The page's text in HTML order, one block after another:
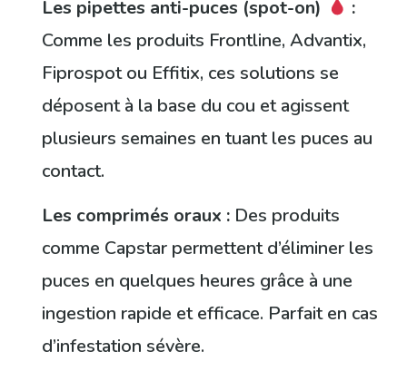
Les pipettes anti-puces (spot-on)
:
Comme les produits Frontline, Advantix,
Fiprospot ou Effitix, ces solutions se
déposent à la base du cou et agissent
plusieurs semaines en tuant les puces au
contact.
Les comprimés oraux : Des produits
comme Capstar permettent d’éliminer les
puces en quelques heures grâce à une
ingestion rapide et efficace. Parfait en cas
d’infestation sévère.